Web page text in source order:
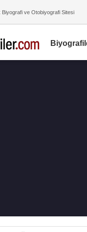
Biyografi ve Otobiyografi Sitesi